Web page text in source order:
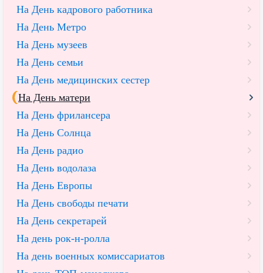
На День кадрового работника
На День Метро
На День музеев
На День семьи
На День медицинских сестер
На День матери
На День фрилансера
На День Солнца
На День радио
На День водолаза
На День Европы
На День свободы печати
На День секретарей
На день рок-н-ролла
На день военных комиссариатов